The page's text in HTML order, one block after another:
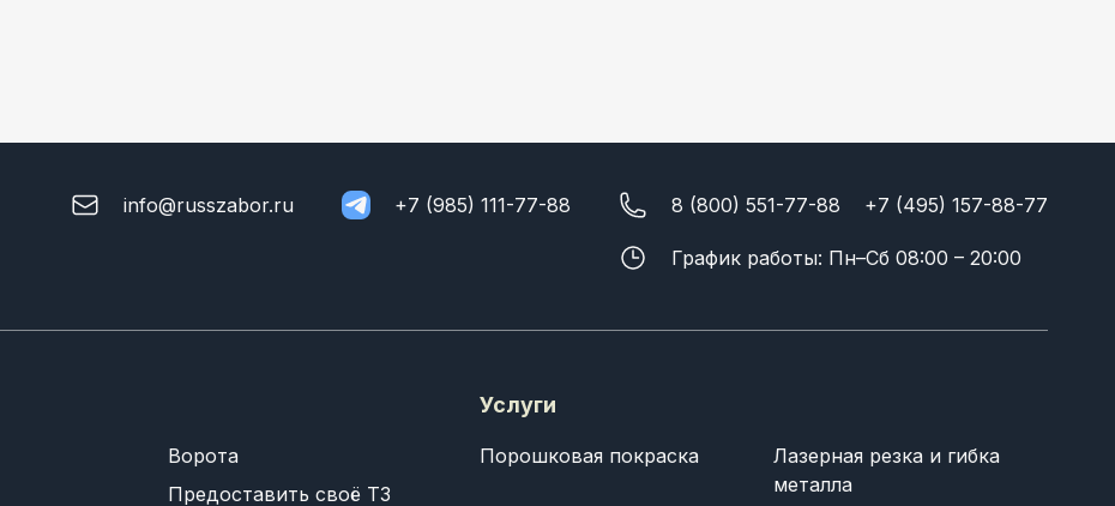
info@russzabor.ru +7 (985) 111-77-88 8 (800) 551-77-88 +7 (495) 157-88-77
График работы: Пн–Сб 08:00 – 20:00
Ворота
Предоставить своё ТЗ
Услуги
Порошковая покраска
Лазерная резка и гибка
металла